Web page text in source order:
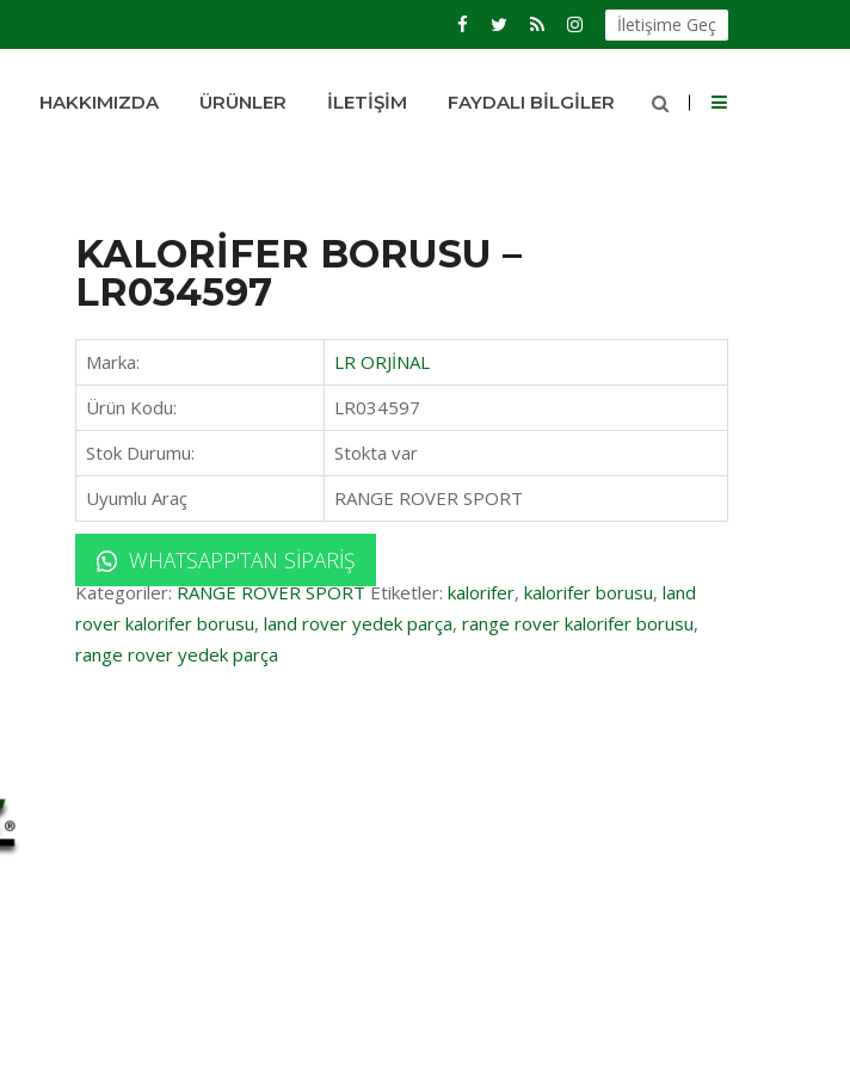
İletişime Geç
HAKKIMIZDA ÜRÜNLER İLETIŞIM FAYDALI BILGILER
KALORİFER BORUSU –
LR034597
Marka:
LR ORJİNAL
Ürün Kodu:
LR034597
Stok Durumu:
Stokta var
Uyumlu Araç
RANGE ROVER SPORT
WHATSAPP'TAN SIPARIŞ
Kategoriler:RANGE ROVER SPORT Etiketler: kalorifer, kalorifer borusu, land
rover kalorifer borusu, land rover yedek parça, range rover kalorifer borusu,
range rover yedek parça